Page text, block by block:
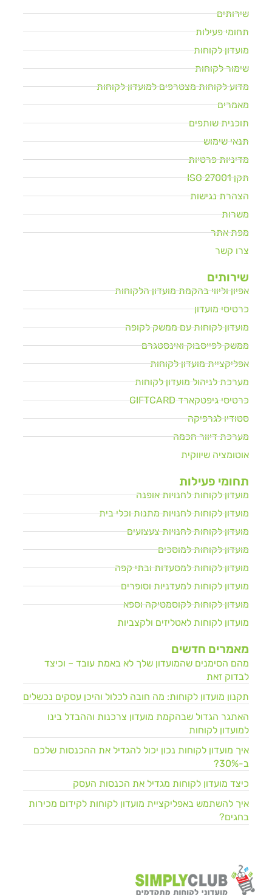
שירותים
תחומי פעילות
מועדון לקוחות
שימור לקוחות
מדוע לקוחות מצטרפים למועדון לקוחות
מאמרים
תוכנית שותפים
תנאי שימוש
מדיניות פרטיות
תקן ISO 27001
הצהרת נגישות
משרות
מפת אתר
צרו קשר
שירותים
אפיון וליווי בהקמת מועדון הלקוחות
כרטיסי מועדון
מועדון לקוחות עם ממשק לקופה
ממשק לפייסבוק ואינסטגרם
אפליקציית מועדון לקוחות
מערכת לניהול מועדון לקוחות
כרטיסי גיפטקארד GIFTCARD
סטודיו לגרפיקה
מערכת דיוור חכמה
אוטומציה שיווקית
תחומי פעילות
מועדון לקוחות לחנויות אופנה
מועדון לקוחות לחנויות מתנות וכלי בית
מועדון לקוחות לחנויות צעצועים
מועדון לקוחות למוסכים
מועדון לקוחות למסעדות ובתי קפה
מועדון לקוחות למעדניות וסופרים
מועדון לקוחות לקוסמטיקה וספא
מועדון לקוחות לאטליזים ולקצביות
מאמרים חדשים
מהם הסימנים שהמועדון שלך לא באמת עובד – וכיצד
לבדוק זאת
תקנון מועדון לקוחות: מה חובה לכלול והיכן עסקים נכשלים
האתגר הגדול שבהקמת מועדון צרכנות וההבדל בינו
למועדון לקוחות
איך מועדון לקוחות נכון יכול להגדיל את ההכנסות שלכם
ב-30%?
כיצד מועדון לקוחות מגדיל את הכנסות העסק
איך להשתמש באפליקציית מועדון לקוחות לקידום מכירות
בחגים?